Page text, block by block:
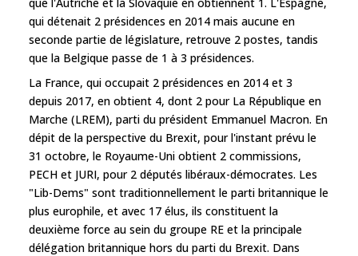
qui détenait 2 présidences en 2014 mais aucune en
seconde partie de législature, retrouve 2 postes, tandis
que la Belgique passe de 1 à 3 présidences.
La France, qui occupait 2 présidences en 2014 et 3
depuis 2017, en obtient 4, dont 2 pour La République en
Marche (LREM), parti du président Emmanuel Macron. En
dépit de la perspective du Brexit, pour l'instant prévu le
31 octobre, le Royaume-Uni obtient 2 commissions,
PECH et JURI, pour 2 députés libéraux-démocrates. Les
"Lib-Dems" sont traditionnellement le parti britannique le
plus europhile, et avec 17 élus, ils constituent la
deuxième force au sein du groupe RE et la principale
délégation britannique hors du parti du Brexit. Dans